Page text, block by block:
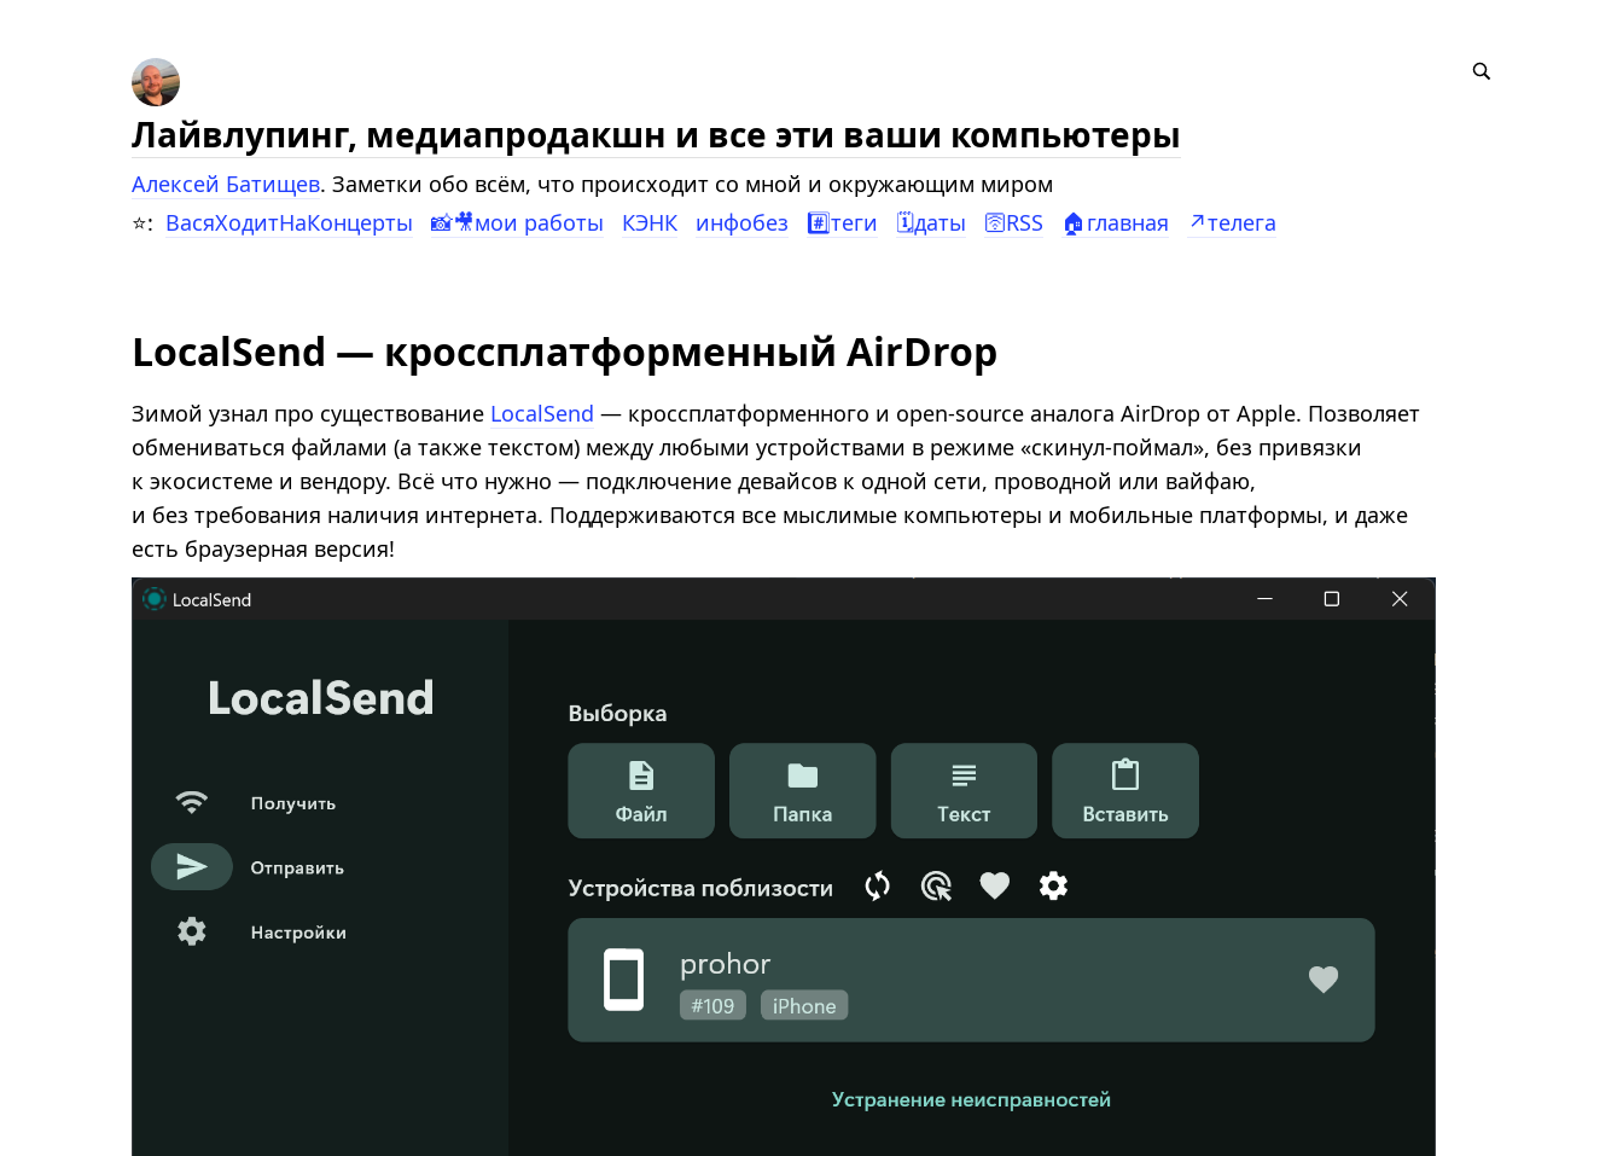
Лайвлупинг, медиапродакшн и все эти ваши компьютеры
Алексей Батищев. Заметки обо всём, что происходит со мной и окружающим миром
⭐: ВасяХодитНаКонцерты 📸🎥мои работы КЭНК инфобез #️⃣теги 🗓️даты 🛜RSS 🏠главная ↗️телега
LocalSend — кроссплатформенный AirDrop
Зимой узнал про существование LocalSend — кроссплатформенного и open-source аналога AirDrop от Apple. Позволяет
обмениваться файлами (а также текстом) между любыми устройствами в режиме «скинул-поймал», без привязки
к экосистеме и вендору. Всё что нужно — подключение девайсов к одной сети, проводной или вайфаю,
и без требования наличия интернета. Поддерживаются все мыслимые компьютеры и мобильные платформы, и даже
есть браузерная версия!